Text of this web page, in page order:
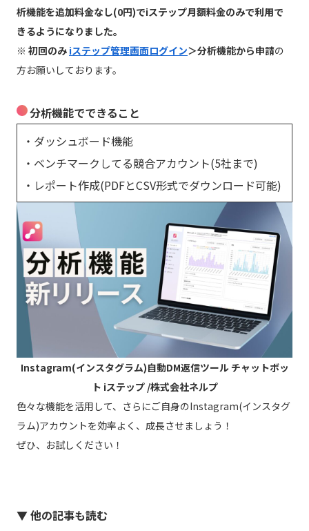
析機能を追加料金なし(0円)でiステップ月額料金のみで利用で
きるようになりました。
※ 初回のみ iステップ管理画面ログイン＞分析機能から申請の
方お願いしております。
分析機能でできること
・ダッシュボード機能
・ベンチマークしてる競合アカウント(5社まで)
・レポート作成(PDFとCSV形式でダウンロード可能)
Instagram(インスタグラム)自動DM返信ツール チャットボッ
ト iステップ /株式会社ネルプ
色々な機能を活用して、さらにご自身のInstagram(インスタグ
ラム)アカウントを効率よく、成長させましょう！
ぜひ、お試しください！
▼ 他の記事も読む